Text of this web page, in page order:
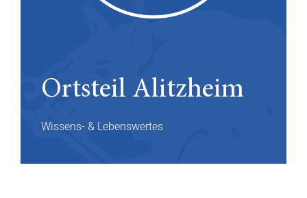
Ortsteil Alitzheim
Wissens- & Lebenswertes